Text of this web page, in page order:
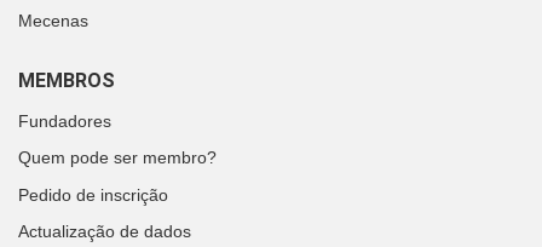
Mecenas
MEMBROS
Fundadores
Quem pode ser membro?
Pedido de inscrição
Actualização de dados